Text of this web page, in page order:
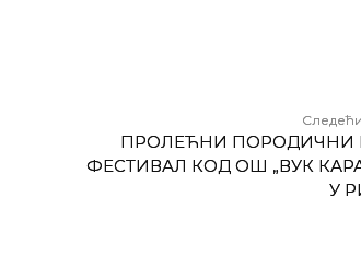
ПРОЛЕЋНИ ПОРОДИЧНИ
ФЕСТИВАЛ КОД ОШ „ВУК
У